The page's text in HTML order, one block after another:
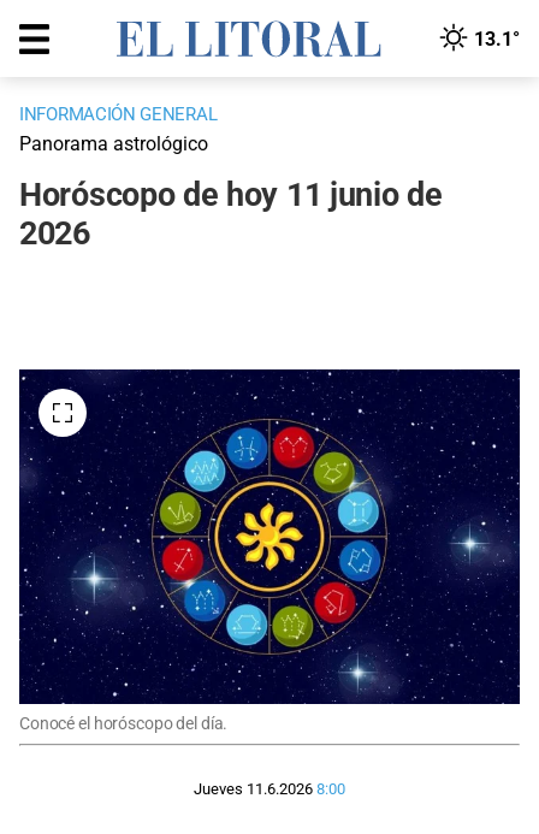
13.1°
INFORMACIÓN GENERAL
Panorama astrológico
Horóscopo de hoy 11 junio de
2026
Conocé el horóscopo del día.
Jueves 11.6.2026 8:00